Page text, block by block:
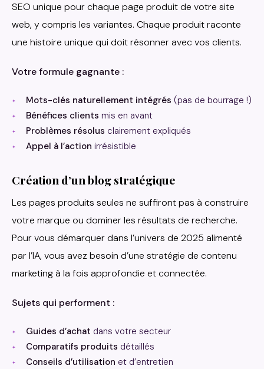
SEO unique pour chaque page produit de votre site
web, y compris les variantes. Chaque produit raconte
une histoire unique qui doit résonner avec vos clients.
Votre formule gagnante :
Mots-clés naturellement intégrés (pas de bourrage !)
Bénéfices clients mis en avant
Problèmes résolus clairement expliqués
Appel à l’action irrésistible
Création d’un blog stratégique
Les pages produits seules ne suffiront pas à construire
votre marque ou dominer les résultats de recherche.
Pour vous démarquer dans l’univers de 2025 alimenté
par l’IA, vous avez besoin d’une stratégie de contenu
marketing à la fois approfondie et connectée.
Sujets qui performent :
Guides d’achat dans votre secteur
Comparatifs produits détaillés
Conseils d’utilisation et d’entretien